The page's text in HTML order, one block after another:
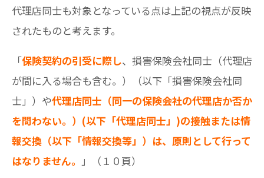
代理店同士も対象となっている点は上記の視点が反映
されたものと考えます。
「保険契約の引受に際し、損害保険会社同士（代理店
が間に入る場合も含む。）（以下「損害保険会社同
士」）や代理店同士（同一の保険会社の代理店か否か
を問わない。）(以下「代理店同士」)の接触または情
報交換（以下「情報交換等」）は、原則として行って
はなりません。 」（１０頁）